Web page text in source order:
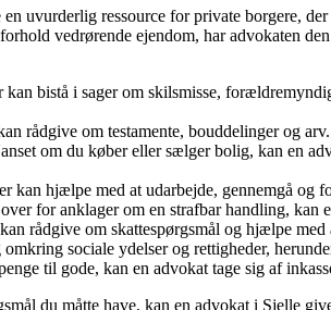
uvurderlig ressource for private borgere,
vedrørende ejendom, har advokaten
kan bistå i sager om skilsmisse,
rådgive om testamente, bouddelinger og
om du køber eller sælger bolig, kan en
kan hjælpe med at udarbejde, gennemgå og
for anklager om en strafbar handling,
rådgive om skattespørgsmål og hjælpe
sociale ydelser og rettigheder,
til gode, kan en advokat tage sig af
du måtte have, kan en advokat i Sjelle